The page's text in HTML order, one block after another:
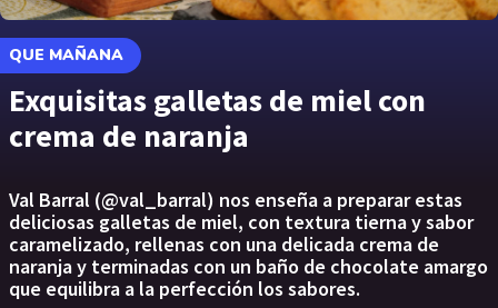
QUE MAÑANA
Exquisitas galletas de miel con
crema de naranja
Val Barral (@val_barral) nos enseña a preparar estas
deliciosas galletas de miel, con textura tierna y sabor
caramelizado, rellenas con una delicada crema de
naranja y terminadas con un baño de chocolate amargo
que equilibra a la perfección los sabores.